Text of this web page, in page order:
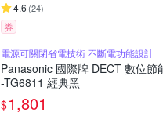
4.6 (24)
券
電源可關閉省電技術 不斷電功能設計
Panasonic 國際牌 DECT 數位節
-TG6811 經典黑
$1,801